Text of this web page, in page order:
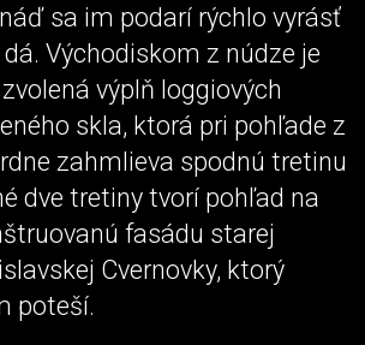
sa im podarí rýchlo vyrásť
Východiskom z núdze je
výplň loggiových
skla, ktorá pri pohľade z
zahmlieva spodnú tretinu
dve tretiny tvorí pohľad na
fasádu starej
Cvernovky, ktorý
poteší.